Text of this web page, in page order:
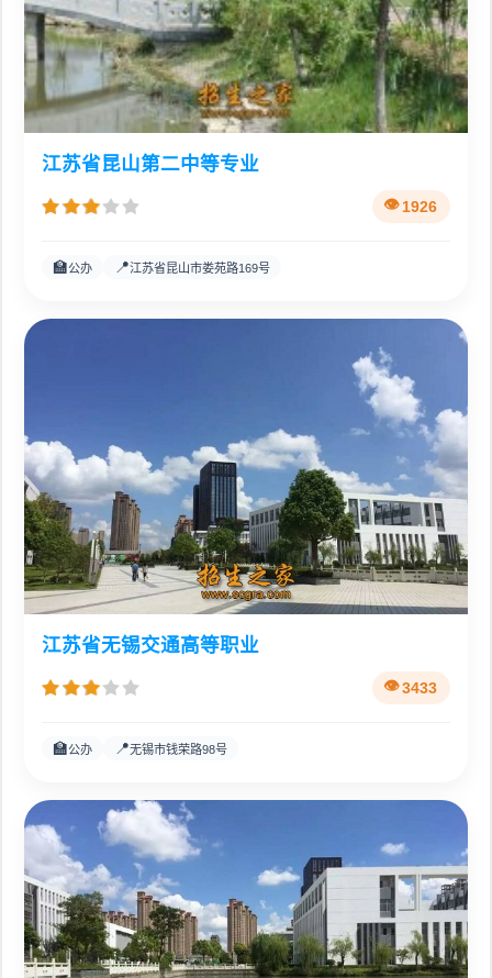
江苏省昆山第二中等专业
1926
🏫公办 📍江苏省昆山市娄苑路169号
江苏省无锡交通高等职业
3433
🏫公办 📍无锡市钱荣路98号